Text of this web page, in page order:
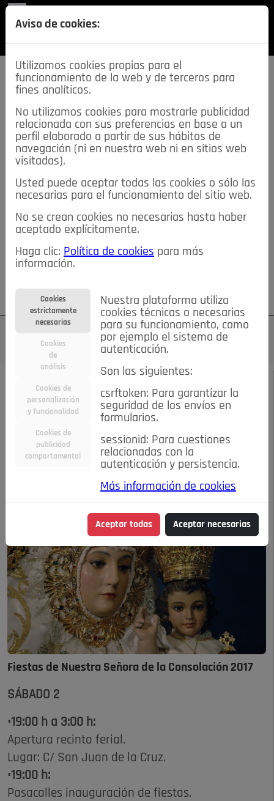
SECCIONES
descarga esta
REVISTA
≡NOTICIAS
NOTICIAS SERVICIOS DE INTERÉS
TABLÓN DE ANUNCIOS MIS ANUNCIOS CONTACTO
NOSOTROS
Su cuenta Regístrese ¿Olvidó su contraseña?
SEPTIEMBRE 2017
PROGRAMA 2017
30-08-2017 11:06 a.m.
Fiestas de Nuestra Señora de la Consolación 2017
SÁBADO 2
•19:00 h a 3:00 h:
Apertura recinto ferial.
Lugar: C/ San Juan de la Cruz.
•19:00 h:
Pasacalles inauguración de fiestas.
Aviso de cookies:
Utilizamos cookies propias para el
funcionamiento de la web y de terceros para
fines analíticos.
No utilizamos cookies para mostrarle publicidad
relacionada con sus preferencias en base a un
perfil elaborado a partir de sus hábitos de
navegación (ni en nuestra web ni en sitios web
visitados).
Usted puede aceptar todas las cookies o sólo las
necesarias para el funcionamiento del sitio web.
No se crean cookies no necesarias hasta haber
aceptado explícitamente.
Haga clic: Política de cookies para más
información.
Cookies
estrictamente
necesarias
Cookies
de
análisis
Cookies de
personalización
y funcionalidad
Cookies de
publicidad
comportamental
Nuestra plataforma utiliza
cookies técnicas o necesarias
para su funcionamiento, como
por ejemplo el sistema de
autenticación.
Son las siguientes:
csrftoken: Para garantizar la
seguridad de los envíos en
formularios.
sessionid: Para cuestiones
relacionadas con la
autenticación y persistencia.
Más información de cookies
Aceptar todas Aceptar necesarias